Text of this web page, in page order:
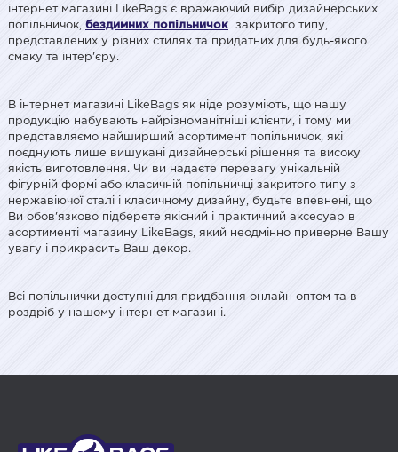
інтернет магазині LikeBags є вражаючий вибір дизайнерських
попільничок, бездимних попільничок
закритого типу,
представлених у різних стилях та придатних для будь-якого
смаку та інтер'єру.
В інтернет магазині LikeBags як ніде розуміють, що нашу
продукцію набувають найрізноманітніші клієнти, і тому ми
представляємо найширший асортимент попільничок, які
поєднують лише вишукані дизайнерські рішення та високу
якість виготовлення. Чи ви надаєте перевагу унікальній
фігурній формі або класичній попільничці закритого типу з
нержавіючої сталі і класичному дизайну, будьте впевнені, що
Ви обов'язково підберете якісний і практичний аксесуар в
асортименті магазину LikeBags, який неодмінно приверне Вашу
увагу і прикрасить Ваш декор.
Всі попільнички доступні для придбання онлайн оптом та в
роздріб у нашому інтернет магазині.